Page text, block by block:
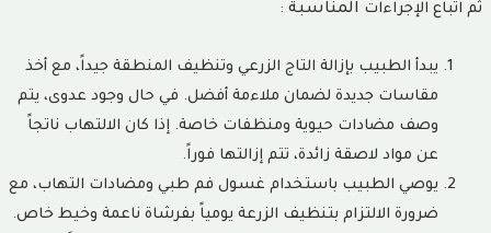
ثم اتباع الإجراءات المناسبة :
يبدأ الطبيب بإزالة التاج الزرعي وتنظيف المنطقة جيداً، مع أخذ
مقاسات جديدة لضمان ملاءمة أفضل. في حال وجود عدوى، يتم
وصف مضادات حيوية ومنظفات خاصة. إذا كان الالتهاب ناتجاً
عن مواد لاصقة زائدة، تتم إزالتها فوراً.
يوصي الطبيب باستخدام غسول فم طبي ومضادات التهاب، مع
ضرورة الالتزام بتنظيف الزرعة يومياً بفرشاة ناعمة وخيط خاص.